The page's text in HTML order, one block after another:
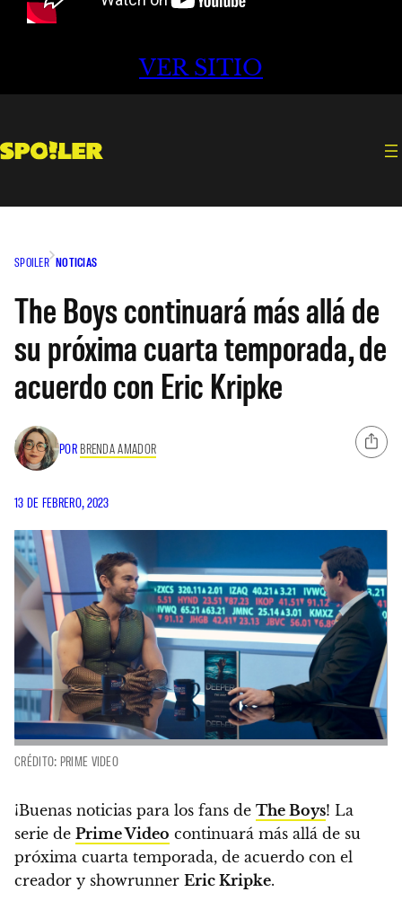
VER SITIO
SPOILER NOTICIAS
The Boys continuará más allá de
su próxima cuarta temporada, de
acuerdo con Eric Kripke
POR BRENDA AMADOR
13 DE FEBRERO, 2023
CRÉDITO: PRIME VIDEO
¡Buenas noticias para los fans de The Boys! La
serie de Prime Video continuará más allá de su
próxima cuarta temporada, de acuerdo con el
creador y showrunner Eric Kripke.